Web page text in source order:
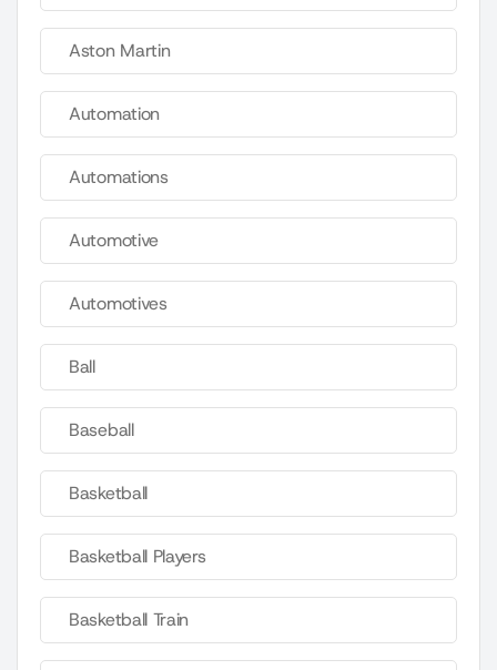
Aston Martin
Automation
Automations
Automotive
Automotives
Ball
Baseball
Basketball
Basketball Players
Basketball Train